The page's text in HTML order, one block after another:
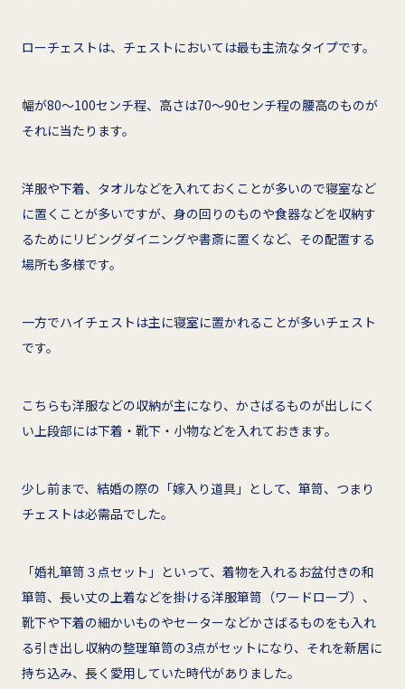
ローチェストは、チェストにおいては最も主流なタイプです。
幅が80～100センチ程、高さは70～90センチ程の腰高のものが
それに当たります。
洋服や下着、タオルなどを入れておくことが多いので寝室など
に置くことが多いですが、身の回りのものや食器などを収納す
るためにリビングダイニングや書斎に置くなど、その配置する
場所も多様です。
一方でハイチェストは主に寝室に置かれることが多いチェスト
です。
こちらも洋服などの収納が主になり、かさばるものが出しにく
い上段部には下着・靴下・小物などを入れておきます。
少し前まで、結婚の際の「嫁入り道具」として、箪笥、つまり
チェストは必需品でした。
「婚礼箪笥３点セット」といって、着物を入れるお盆付きの和
箪笥、長い丈の上着などを掛ける洋服箪笥（ワードローブ）、
靴下や下着の細かいものやセーターなどかさばるものをも入れ
る引き出し収納の整理箪笥の3点がセットになり、それを新居に
持ち込み、長く愛用していた時代がありました。